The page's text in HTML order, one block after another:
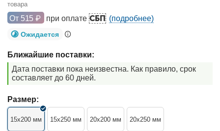
товара
От 515 ₽ при оплатеСБП (подробнее)
Ожидается
Ближайшие поставки:
Дата поставки пока неизвестна. Как правило, срок
составляет до 60 дней.
Размер:
15x200 мм 15x250 мм 20x200 мм 20x250 мм